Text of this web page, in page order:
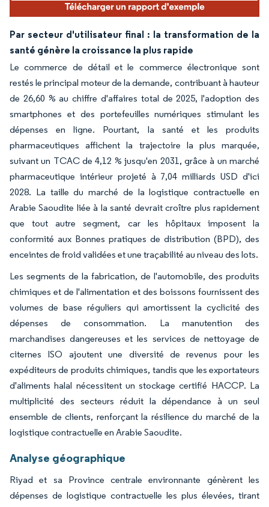
Par secteur d'utilisateur final : la transformation de la
santé génère la croissance la plus rapide
Le commerce de détail et le commerce électronique sont
restés le principal moteur de la demande, contribuant à hauteur
de 26,60 % au chiffre d'affaires total de 2025, l'adoption des
smartphones et des portefeuilles numériques stimulant les
dépenses en ligne. Pourtant, la santé et les produits
pharmaceutiques affichent la trajectoire la plus marquée,
suivant un TCAC de 4,12 % jusqu'en 2031, grâce à un marché
pharmaceutique intérieur projeté à 7,04 milliards USD d'ici
2028. La taille du marché de la logistique contractuelle en
Arabie Saoudite liée à la santé devrait croître plus rapidement
que tout autre segment, car les hôpitaux imposent la
conformité aux Bonnes pratiques de distribution (BPD), des
enceintes de froid validées et une traçabilité au niveau des lots.
Les segments de la fabrication, de l'automobile, des produits
chimiques et de l'alimentation et des boissons fournissent des
volumes de base réguliers qui amortissent la cyclicité des
dépenses de consommation. La manutention des
marchandises dangereuses et les services de nettoyage de
citernes ISO ajoutent une diversité de revenus pour les
expéditeurs de produits chimiques, tandis que les exportateurs
d'aliments halal nécessitent un stockage certifié HACCP. La
multiplicité des secteurs réduit la dépendance à un seul
ensemble de clients, renforçant la résilience du marché de la
logistique contractuelle en Arabie Saoudite.
Analyse géographique
Riyad et sa Province centrale environnante génèrent les
dépenses de logistique contractuelle les plus élevées, tirant